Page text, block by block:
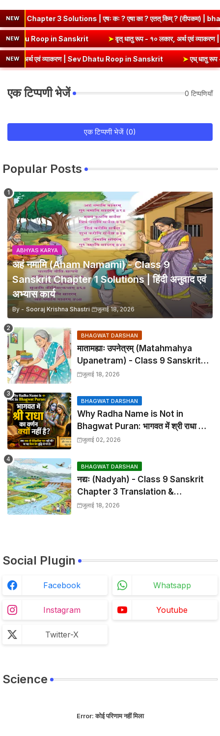
NEW3 Solutions | एषः कः ? एषा का ? एतत् किम् ? (दीपकम) |
NEW
व्याकरण | Kri Dhatu Roop in Sanskrit ➤वृत् धातु रूप - १० लकार,
NEW
एवं व्याकरण | Sev Dhatu Roop in Sanskrit ➤एध् धातु रूप - १०
एक टिप्पणी भेजें 0 टिप्पणियाँ
एक टिप्पणी भेजें (0)
Popular Posts
ABHYAS KARYA
अहं नमामि (Aham Namami) - Class 9
Sanskrit Chapter 1 Solutions | हिंदी अनुवाद एवं
अभ्यास कार्य
By - Sooraj Krishna Shastri जुलाई 18, 2026
BHAGWAT DARSHAN
मातामह्याः उपनेत्रम् (Matahmahya
Upanetram) - Class 9 Sanskrit
Chapter 2 Translation &
जुलाई 18, 2026
BHAGWAT DARSHAN
Why Radha Name is Not in
Bhagwat Puran: भागवत में श्री राधा का
वर्णन क्यों नहीं है?
जुलाई 02, 2026
BHAGWAT DARSHAN
नद्यः (Nadyah) - Class 9 Sanskrit
Chapter 3 Translation &
Solutions
जुलाई 18, 2026
Social Plugin
Facebook Whatsapp
Instagram Youtube
Twitter-X
Science
Error:कोई परिणाम नहीं मिला